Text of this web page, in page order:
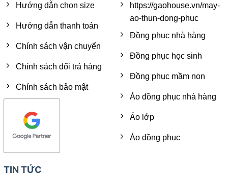
Hướng dẫn chọn size
Hướng dẫn thanh toán
Chính sách vận chuyển
Chính sách đổi trả hàng
Chính sách bảo mật
https://gaohouse.vn/may-
ao-thun-dong-phuc
Đồng phục nhà hàng
Đồng phục học sinh
Đồng phục mầm non
Áo đồng phục nhà hàng
Áo lớp
Áo đồng phục
TIN TỨC